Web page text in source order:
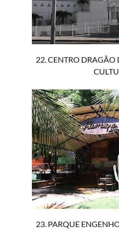
22. CENTRO DRAGÃO
23. PARQUE